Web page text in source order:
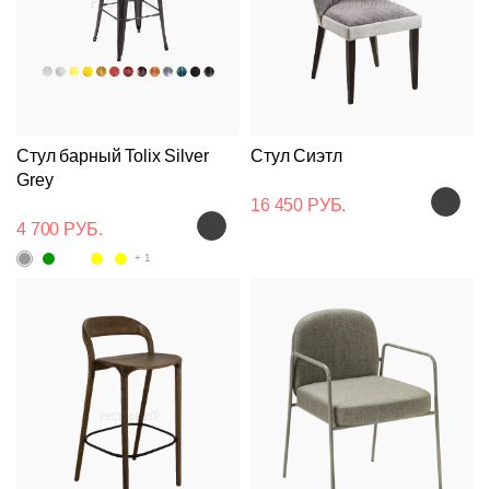
Стул барный Tolix Silver
Grey
4 700 РУБ.
+ 1
Стул Сиэтл
16 450 РУБ.